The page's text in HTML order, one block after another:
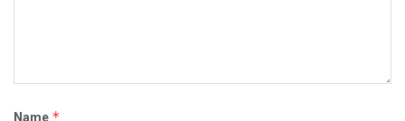
Name *